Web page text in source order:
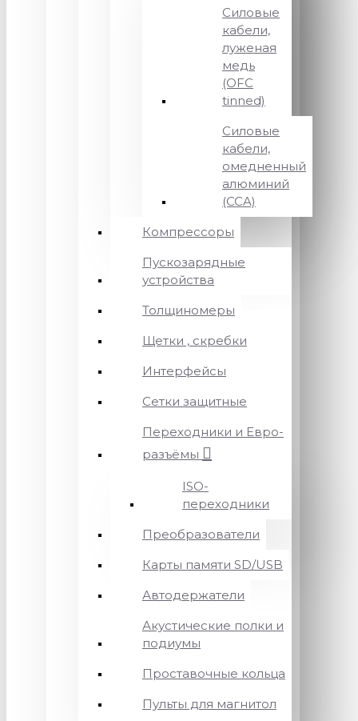
Силовые
кабели,
луженая
медь
(OFC
tinned)
Силовые
кабели,
омедненный
алюминий
(CCA)
Компрессоры
Пускозарядные
устройства
Толщиномеры
Щетки , скребки
Интерфейсы
Сетки защитные
Переходники и Евро-
разъёмы
ISO-
переходники
Преобразователи
Карты памяти SD/USB
Автодержатели
Акустические полки и
подиумы
Проставочные кольца
Пульты для магнитол